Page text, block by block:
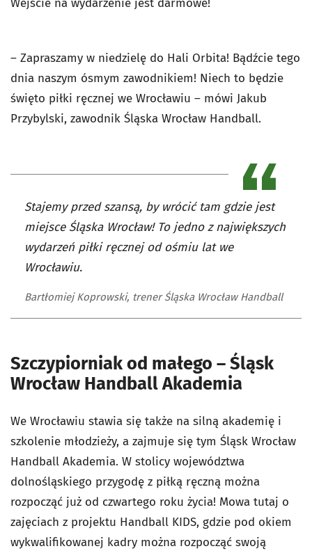
Wejście na wydarzenie jest darmowe!
– Zapraszamy w niedzielę do Hali Orbita! Bądźcie tego
dnia naszym ósmym zawodnikiem! Niech to będzie
święto piłki ręcznej we Wrocławiu – mówi Jakub
Przybylski, zawodnik Śląska Wrocław Handball.
Stajemy przed szansą, by wrócić tam gdzie jest
miejsce Śląska Wrocław! To jedno z największych
wydarzeń piłki ręcznej od ośmiu lat we
Wrocławiu.
Bartłomiej Koprowski, trener Śląska Wrocław Handball
Szczypiorniak od małego – Śląsk
Wrocław Handball Akademia
We Wrocławiu stawia się także na silną akademię i
szkolenie młodzieży, a zajmuje się tym Śląsk Wrocław
Handball Akademia. W stolicy województwa
dolnośląskiego przygodę z piłką ręczną można
rozpocząć już od czwartego roku życia! Mowa tutaj o
zajęciach z projektu Handball KIDS, gdzie pod okiem
wykwalifikowanej kadry można rozpocząć swoją